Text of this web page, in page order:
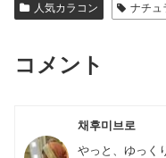
人気カラコン ナチュ
コメント
채후미브로
やっと、ゆっく